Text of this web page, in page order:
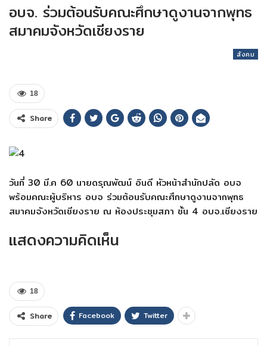
อบจ. ร่วมต้อนรับคณะศึกษาดูงานจากพุทธ
สมาคมจังหวัดเชียงราย
สังคม
18
Share
วันที่ 30 มี.ค 60 นายดรุณพัฒน์ อินดี หัวหน้าสำนักปลัด อบจ
พร้อมคณะผู้บริหาร อบจ ร่วมต้อนรับคณะศึกษาดูงานจากพุทธ
สมาคมจังหวัดเชียงราย ณ ห้องประชุมสภา ชั้น 4 อบจ.เชียงราย
แสดงความคิดเห็น
18
Share Facebook Twitter